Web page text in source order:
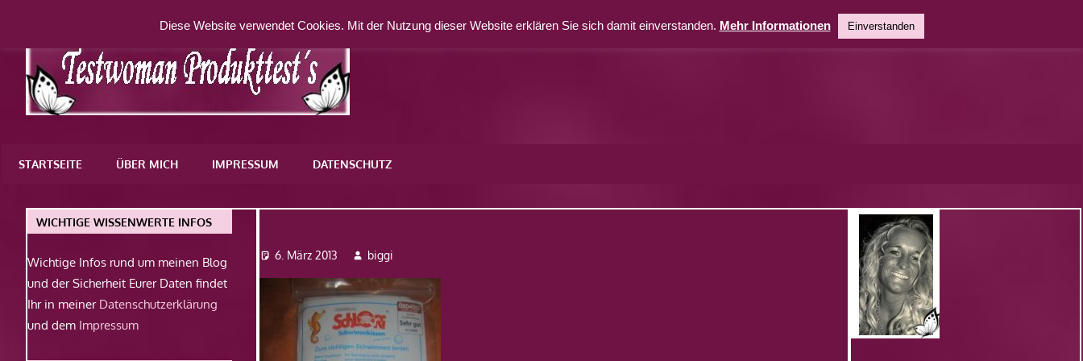
springen
WordPress-
STARTSEITE ÜBER MICH IMPRESSUM DATENSCHUTZ
6. März 2013 biggi
WICHTIGE WISSENWERTE INFOS
Wichtige Infos rund um meinen Blog
und der Sicherheit Eurer Daten findet
Ihr in meiner Datenschutzerklärung
und dem Impressum
Diese Website verwendet Cookies. Mit der Nutzung dieser Website erklären Sie sich damit einverstanden. Mehr Informationen Einverstanden